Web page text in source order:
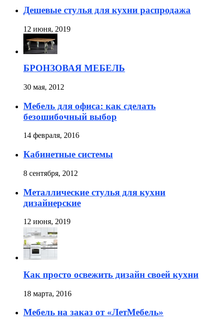
Дешевые стулья для кухни распродажа
12 июня, 2019
БРОНЗОВАЯ МЕБЕЛЬ
30 мая, 2012
Мебель для офиса: как сделать
безошибочный выбор
14 февраля, 2016
Кабинетные cиcтемы
8 сентября, 2012
Металлические стулья для кухни
дизайнерские
12 июня, 2019
Как просто освежить дизайн своей кухни
18 марта, 2016
Мебель на заказ от «ЛетМебель»